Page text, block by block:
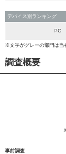
デバイス別ランキング
PC
※文字がグレーの部門は当
調査概要
事前調査